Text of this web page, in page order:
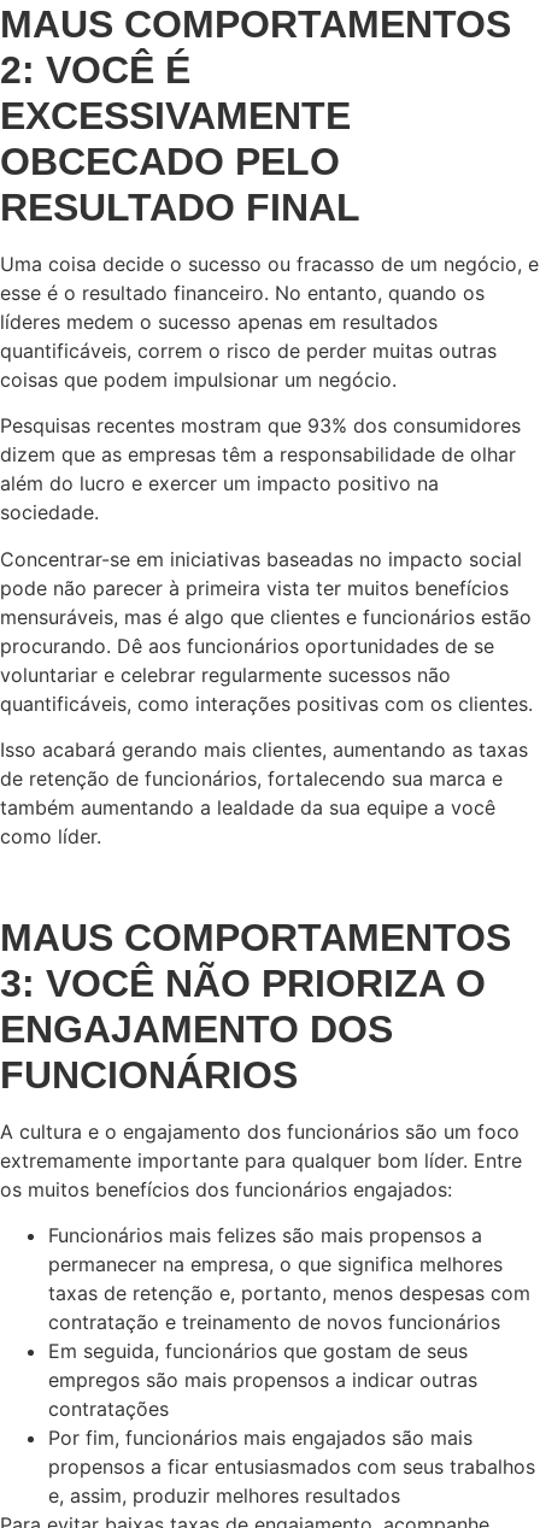
MAUS COMPORTAMENTOS
2: VOCÊ É
EXCESSIVAMENTE
OBCECADO PELO
RESULTADO FINAL
Uma coisa decide o sucesso ou fracasso de um negócio, e
esse é o resultado financeiro. No entanto, quando os
líderes medem o sucesso apenas em resultados
quantificáveis, correm o risco de perder muitas outras
coisas que podem impulsionar um negócio.
Pesquisas recentes mostram que 93% dos consumidores
dizem que as empresas têm a responsabilidade de olhar
além do lucro e exercer um impacto positivo na
sociedade.
Concentrar-se em iniciativas baseadas no impacto social
pode não parecer à primeira vista ter muitos benefícios
mensuráveis, mas é algo que clientes e funcionários estão
procurando. Dê aos funcionários oportunidades de se
voluntariar e celebrar regularmente sucessos não
quantificáveis, como interações positivas com os clientes.
Isso acabará gerando mais clientes, aumentando as taxas
de retenção de funcionários, fortalecendo sua marca e
também aumentando a lealdade da sua equipe a você
como líder.
MAUS COMPORTAMENTOS
3: VOCÊ NÃO PRIORIZA O
ENGAJAMENTO DOS
FUNCIONÁRIOS
A cultura e o engajamento dos funcionários são um foco
extremamente importante para qualquer bom líder. Entre
os muitos benefícios dos funcionários engajados:
Funcionários mais felizes são mais propensos a
permanecer na empresa, o que significa melhores
taxas de retenção e, portanto, menos despesas com
contratação e treinamento de novos funcionários
Em seguida, funcionários que gostam de seus
empregos são mais propensos a indicar outras
contratações
Por fim, funcionários mais engajados são mais
propensos a ficar entusiasmados com seus trabalhos
e, assim, produzir melhores resultados